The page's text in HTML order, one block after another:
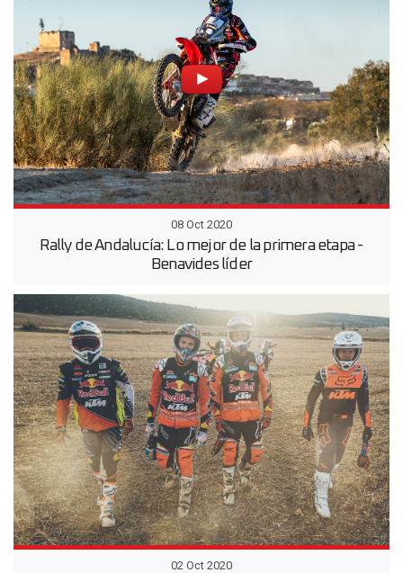
08 Oct 2020
Rally de Andalucía: Lo mejor de la primera etapa -
Benavides líder
02 Oct 2020